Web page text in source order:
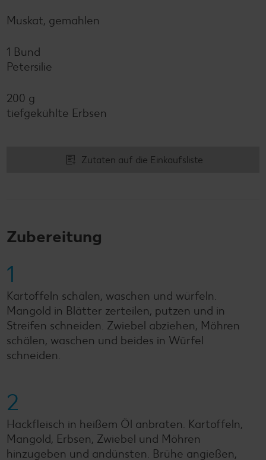
Muskat, gemahlen
1 Bund
Petersilie
200 g
tiefgekühlte Erbsen
Zutaten auf die Einkaufsliste
Zubereitung
1
Kartoffeln schälen, waschen und würfeln.
Mangold in Blätter zerteilen, putzen und in
Streifen schneiden. Zwiebel abziehen, Möhren
schälen, waschen und beides in Würfel
schneiden.
2
Hackfleisch in heißem Öl anbraten. Kartoffeln,
Mangold, Erbsen, Zwiebel und Möhren
hinzugeben und andünsten. Brühe angießen,